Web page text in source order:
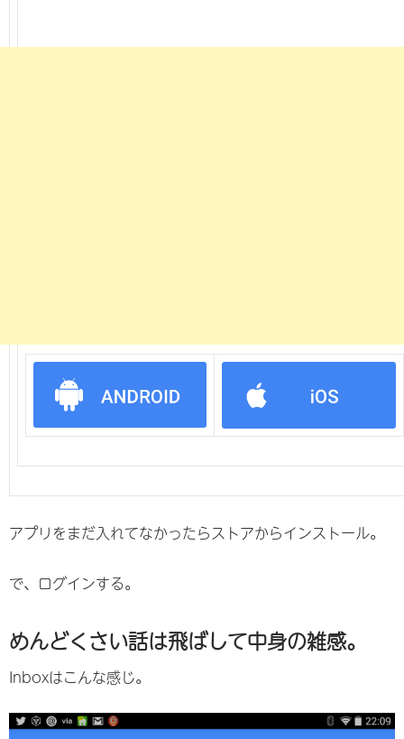
アプリをまだ入れてなかったらストアからインストール。
で、ログインする。
めんどくさい話は飛ばして中身の雑感。
Inboxはこんな感じ。